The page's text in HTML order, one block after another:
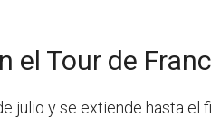
el Tour de
julio y se extiende hasta